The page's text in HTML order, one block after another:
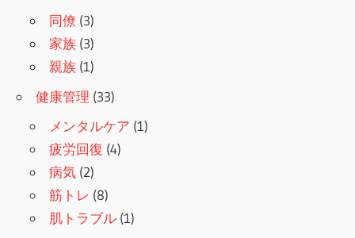
同僚 (3)
家族 (3)
親族 (1)
健康管理 (33)
メンタルケア (1)
疲労回復 (4)
病気 (2)
筋トレ (8)
肌トラブル (1)